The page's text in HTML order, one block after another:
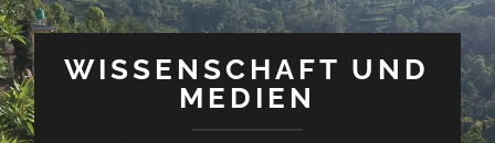
WISSENSCHAFT UND
MEDIEN